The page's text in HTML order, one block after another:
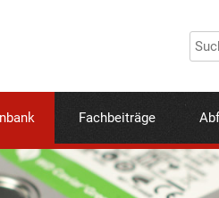
Fachbeiträge